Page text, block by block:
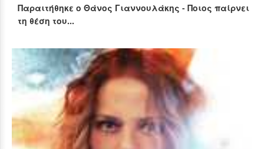
Παραιτήθηκε ο Θάνος Γιαννουλάκης - Ποιος παίρνει
τη θέση του...